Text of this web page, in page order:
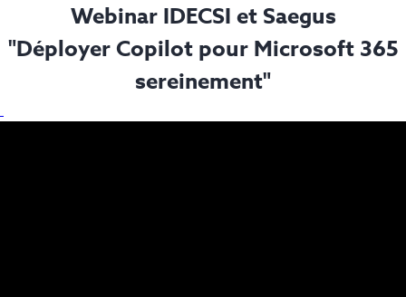
Webinar IDECSI et Saegus
"Déployer Copilot pour Microsoft 365
sereinement"